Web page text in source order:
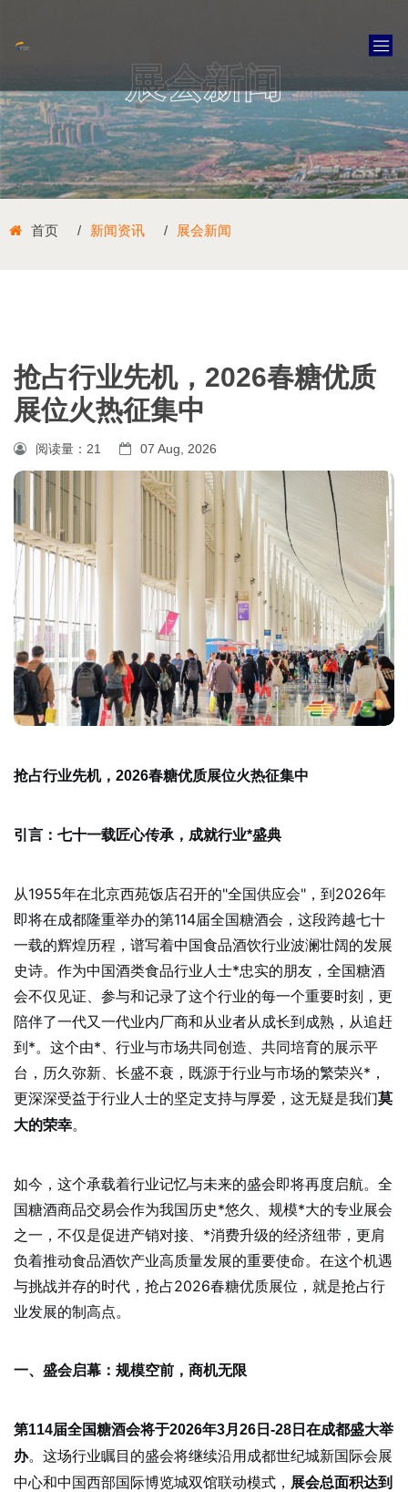
展会新闻
首页 新闻资讯 展会新闻
抢占行业先机，2026春糖优质
展位火热征集中
阅读量： 21 07 Aug, 2026
抢占行业先机，2026春糖优质展位火热征集中
引言：七十一载匠心传承，成就行业*盛典
从1955年在北京西苑饭店召开的"全国供应会"，到2026年
即将在成都隆重举办的第114届全国糖酒会，这段跨越七十
一载的辉煌历程，谱写着中国食品酒饮行业波澜壮阔的发展
史诗。作为中国酒类食品行业人士*忠实的朋友，全国糖酒
会不仅见证、参与和记录了这个行业的每一个重要时刻，更
陪伴了一代又一代业内厂商和从业者从成长到成熟，从追赶
到*。这个由*、行业与市场共同创造、共同培育的展示平
台，历久弥新、长盛不衰，既源于行业与市场的繁荣兴*，
更深深受益于行业人士的坚定支持与厚爱，这无疑是我们莫
大的荣幸。
如今，这个承载着行业记忆与未来的盛会即将再度启航。全
国糖酒商品交易会作为我国历史*悠久、规模*大的专业展会
之一，不仅是促进产销对接、*消费升级的经济纽带，更肩
负着推动食品酒饮产业高质量发展的重要使命。在这个机遇
与挑战并存的时代，抢占2026春糖优质展位，就是抢占行
业发展的制高点。
一、盛会启幕：规模空前，商机无限
第114届全国糖酒会将于2026年3月26日-28日在成都盛大举
办。这场行业瞩目的盛会将继续沿用成都世纪城新国际会展
中心和中国西部国际博览城双馆联动模式， 展会总面积达到